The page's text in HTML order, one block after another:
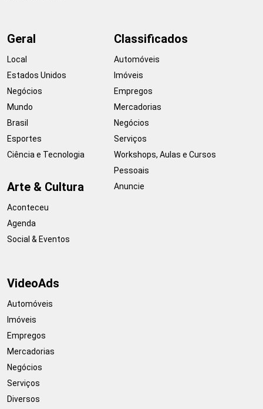
Geral
Local
Estados Unidos
Negócios
Mundo
Brasil
Esportes
Ciência e Tecnologia
Arte & Cultura
Aconteceu
Agenda
Social & Eventos
Classificados
Automóveis
Imóveis
Empregos
Mercadorias
Negócios
Serviços
Workshops, Aulas e Cursos
Pessoais
Anuncie
VideoAds
Automóveis
Imóveis
Empregos
Mercadorias
Negócios
Serviços
Diversos